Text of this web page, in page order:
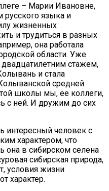
– Марии Ивановне,
русского языка и
жизненных
и трудиться в разных
она работала
области. Уже
стажем,
и стала
средней
школы мы, ее коллеги,
с ней. И дружим до сих
интересный человек с
характером, что
она в сибирском селена
сибирская природа,
условия жизни
характер.